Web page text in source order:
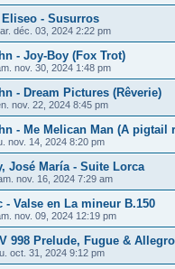
- Susurros
déc. 03, 2024 2:22 pm
- Joy-Boy (Fox Trot)
nov. 30, 2024 1:48 pm
- Dream Pictures (Rêverie)
nov. 22, 2024 8:45 pm
- Me Melican Man (A pigtail
nov. 14, 2024 8:20 pm
José María - Suite Lorca
nov. 16, 2024 7:29 am
- Valse en La mineur B.150
nov. 09, 2024 12:19 pm
998 Prelude, Fugue & Allegro
oct. 31, 2024 9:12 pm